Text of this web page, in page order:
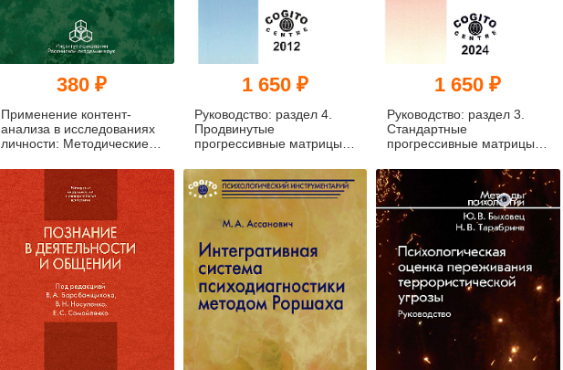
380 ₽
Применение контент-
анализа в исследованиях
личности: Методические
1 650 ₽
Руководство: раздел 4.
Продвинутые
прогрессивные матрицы
1 650 ₽
Руководство: раздел 3.
Стандартные
прогрессивные матрицы